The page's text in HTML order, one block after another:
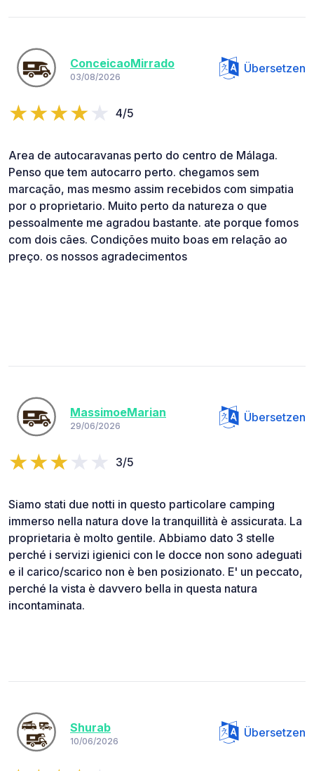
ConceicaoMirrado
03/08/2026
Übersetzen
4/5
Area de autocaravanas perto do centro de Málaga.
Penso que tem autocarro perto. chegamos sem
marcação, mas mesmo assim recebidos com simpatia
por o proprietario. Muito perto da natureza o que
pessoalmente me agradou bastante. ate porque fomos
com dois cães. Condições muito boas em relação ao
preço. os nossos agradecimentos
MassimoeMarian
29/06/2026
Übersetzen
3/5
Siamo stati due notti in questo particolare camping
immerso nella natura dove la tranquillità è assicurata. La
proprietaria è molto gentile. Abbiamo dato 3 stelle
perché i servizi igienici con le docce non sono adeguati
e il carico/scarico non è ben posizionato. E' un peccato,
perché la vista è davvero bella in questa natura
incontaminata.
Shurab
10/06/2026
Übersetzen